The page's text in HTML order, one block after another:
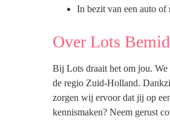
In bezit van een auto
Over Lots
Bij Lots draait het om jou. We
de regio Zuid-Holland.
zorgen wij ervoor dat jij op
kennismaken? Neem gerust